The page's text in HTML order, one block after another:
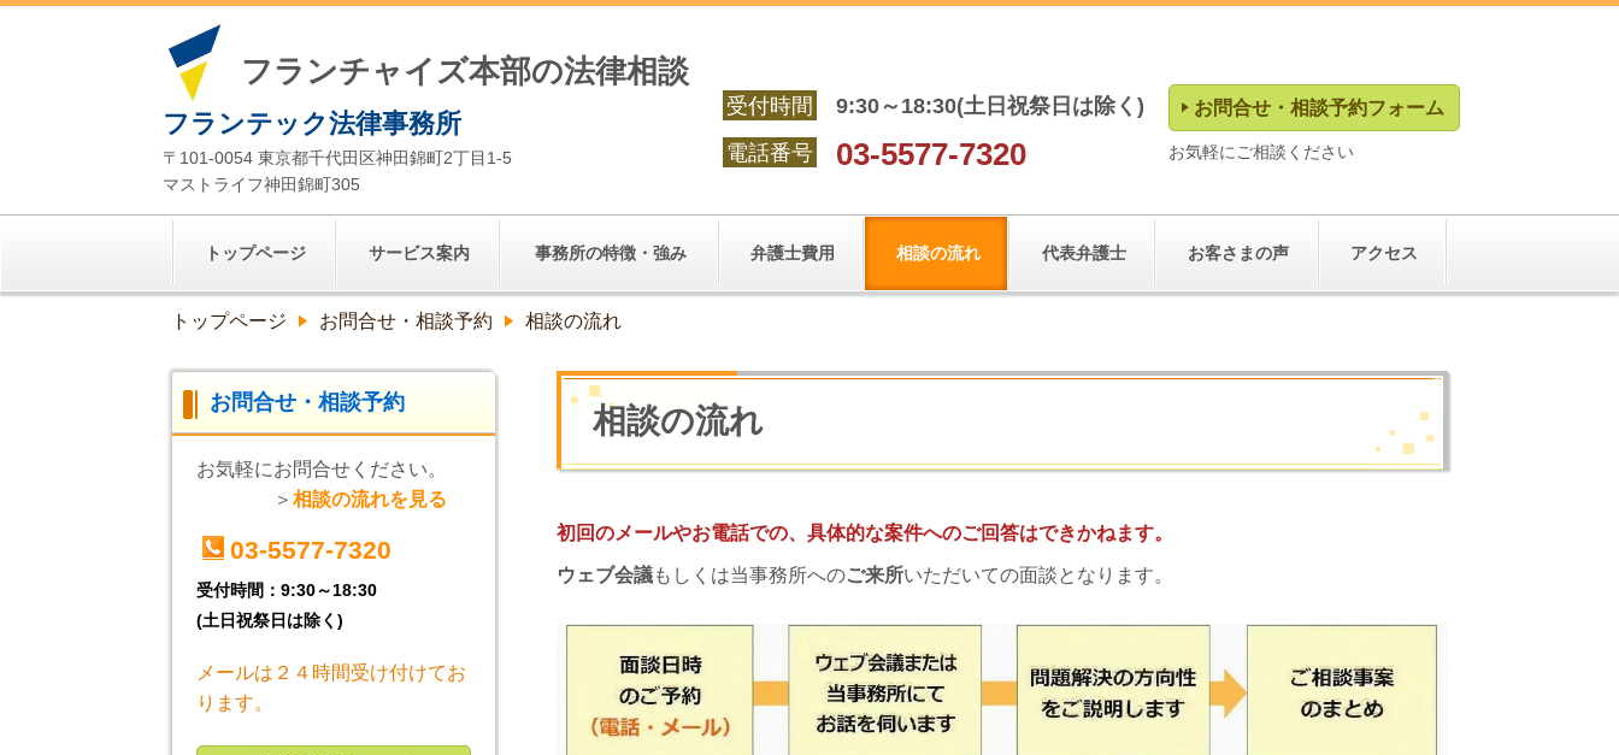
フランチャイズ本部の法律相談
フランテック法律事務所
〒101-0054 東京都千代田区神田錦町2丁目1-5
マストライフ神田錦町305
受付時間
9:30～18:30(土日祝祭日は除く)
電話番号
03-5577-7320
お問合せ・相談予約フォーム
お気軽にご相談ください
トップページ サービス案内 事務所の特徴・強み 弁護士費用 相談の流れ 代表弁護士 お客さまの声 アクセス
トップページ お問合せ・相談予約 相談の流れ
相談の流れ
初回のメールやお電話での、具体的な案件へのご回答はできかねます。
ウェブ会議もしくは当事務所へのご来所いただいての面談となります。
お問合せ・相談予約
お気軽にお問合せください。
＞ 相談の流れを見る
03-5577-7320
受付時間：9:30～18:30
(土日祝祭日は除く)
メールは２４時間受け付けてお
ります。